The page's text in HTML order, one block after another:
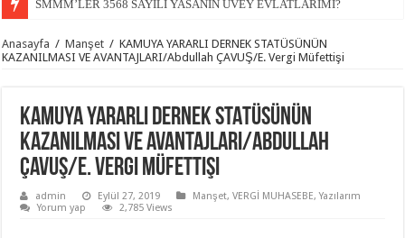
SMMM’LER 3568 SAYILI YASANIN ÜVEY EVLATLARIMI?
Anasayfa / Manşet / KAMUYA YARARLI DERNEK STATÜSÜNÜN
KAZANILMASI VE AVANTAJLARI/Abdullah ÇAVUŞ/E. Vergi Müfettişi
KAMUYA YARARLI DERNEK STATÜSÜNÜN
KAZANILMASI VE AVANTAJLARI/Abdullah
ÇAVUŞ/E. Vergi Müfettişi
admin Eylül 27, 2019 Manşet,VERGİ MUHASEBE,Yazılarım
Yorum yap
2,785 Views